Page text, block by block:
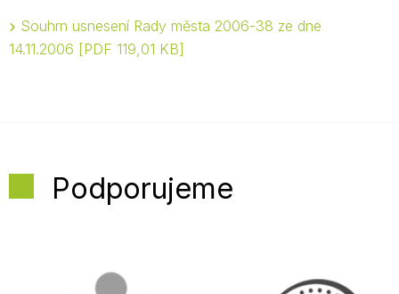
Souhrn usnesení Rady města 2006-38 ze dne
14.11.2006
PDF 119,01 KB
Podporujeme